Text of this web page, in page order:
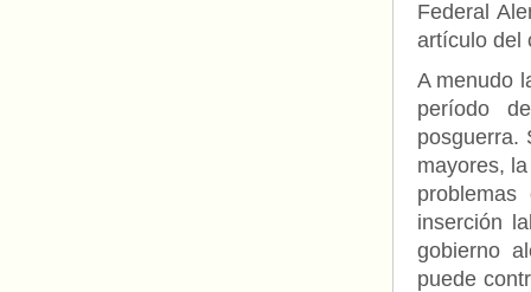
Federal
artículo del
A menudo
período
posguerra.
mayores,
inserción
gobierno
puede